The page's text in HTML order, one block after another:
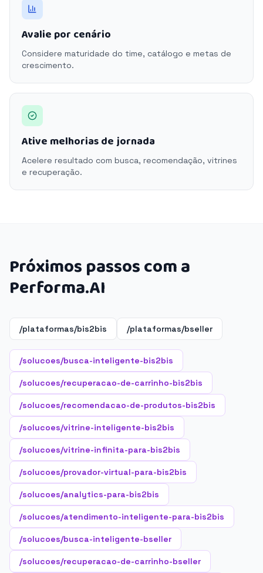
Avalie por cenário
Considere maturidade do time, catálogo e metas de
crescimento.
Ative melhorias de jornada
Acelere resultado com busca, recomendação, vitrines
e recuperação.
Próximos passos com a
Performa.AI
/plataformas/bis2bis /plataformas/bseller
/solucoes/busca-inteligente-bis2bis
/solucoes/recuperacao-de-carrinho-bis2bis
/solucoes/recomendacao-de-produtos-bis2bis
/solucoes/vitrine-inteligente-bis2bis
/solucoes/vitrine-infinita-para-bis2bis
/solucoes/provador-virtual-para-bis2bis
/solucoes/analytics-para-bis2bis
/solucoes/atendimento-inteligente-para-bis2bis
/solucoes/busca-inteligente-bseller
/solucoes/recuperacao-de-carrinho-bseller